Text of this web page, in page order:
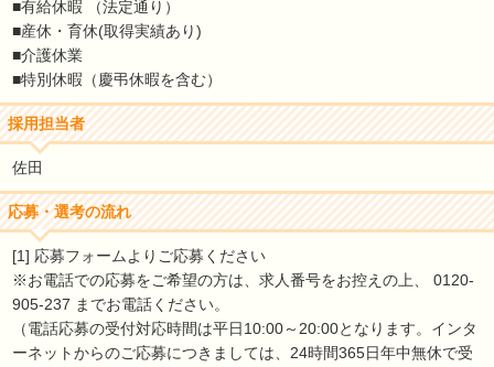
■有給休暇 （法定通り）
■産休・育休(取得実績あり)
■介護休業
■特別休暇（慶弔休暇を含む）
採用担当者
佐田
応募・選考の流れ
[1] 応募フォームよりご応募ください
※お電話での応募をご希望の方は、求人番号をお控えの上、 0120-
905-237 までお電話ください。
（電話応募の受付対応時間は平日10:00～20:00となります。インタ
ーネットからのご応募につきましては、24時間365日年中無休で受